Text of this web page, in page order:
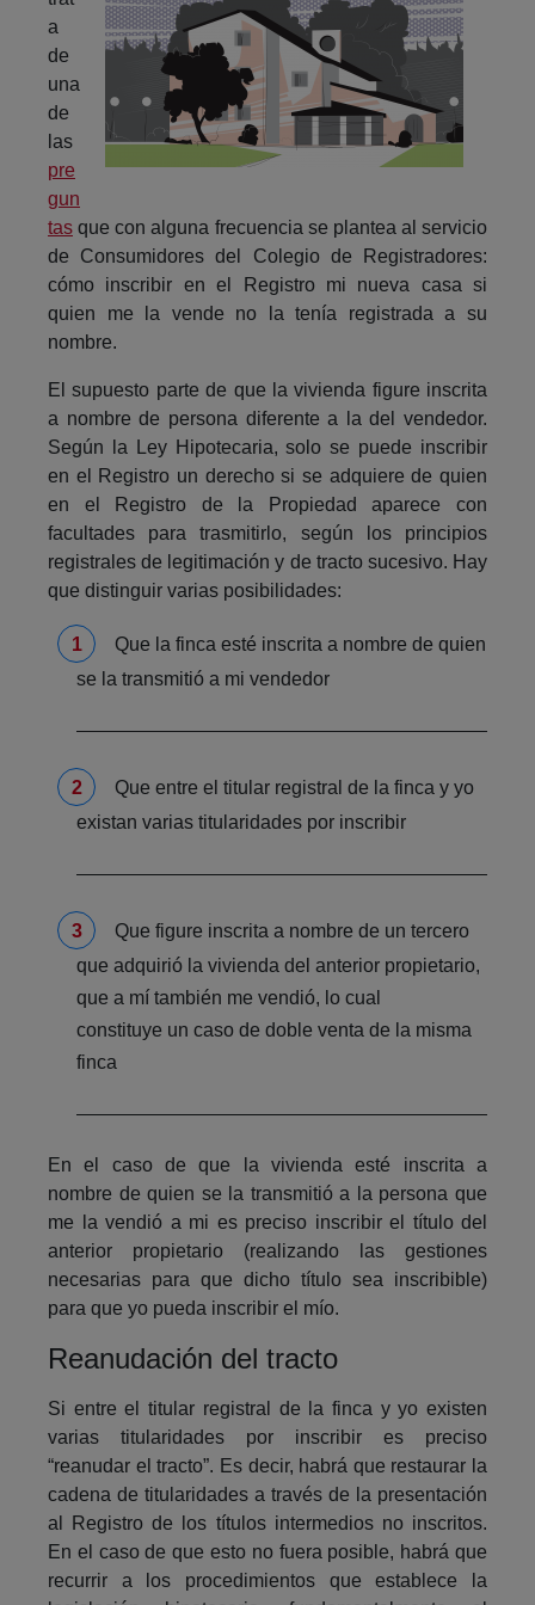
a
de
una
de
las
pre
gun
tas que con alguna frecuencia se plantea al servicio
de Consumidores del Colegio de Registradores:
cómo inscribir en el Registro mi nueva casa si
quien me la vende no la tenía registrada a su
nombre.
El supuesto parte de que la vivienda figure inscrita
a nombre de persona diferente a la del vendedor.
Según la Ley Hipotecaria, solo se puede inscribir
en el Registro un derecho si se adquiere de quien
en el Registro de la Propiedad aparece con
facultades para trasmitirlo, según los principios
registrales de legitimación y de tracto sucesivo. Hay
que distinguir varias posibilidades:
Que la finca esté inscrita a nombre de quien
se la transmitió a mi vendedor
Que entre el titular registral de la finca y yo
existan varias titularidades por inscribir
Que figure inscrita a nombre de un tercero
que adquirió la vivienda del anterior propietario,
que a mí también me vendió, lo cual
constituye un caso de doble venta de la misma
finca
En el caso de que la vivienda esté inscrita a
nombre de quien se la transmitió a la persona que
me la vendió a mi es preciso inscribir el título del
anterior propietario (realizando las gestiones
necesarias para que dicho título sea inscribible)
para que yo pueda inscribir el mío.
Reanudación del tracto
Si entre el titular registral de la finca y yo existen
varias titularidades por inscribir es preciso
“reanudar el tracto”. Es decir, habrá que restaurar la
cadena de titularidades a través de la presentación
al Registro de los títulos intermedios no inscritos.
En el caso de que esto no fuera posible, habrá que
recurrir a los procedimientos que establece la